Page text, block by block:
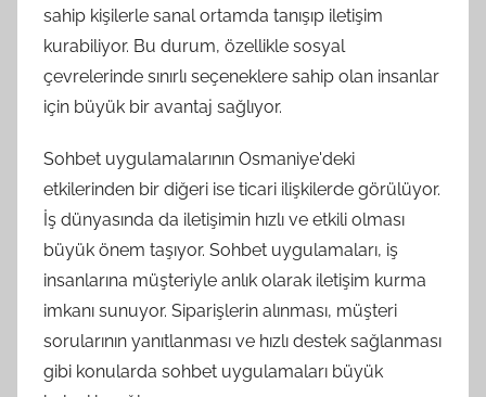
sahip kişilerle sanal ortamda tanışıp iletişim
kurabiliyor. Bu durum, özellikle sosyal
çevrelerinde sınırlı seçeneklere sahip olan insanlar
için büyük bir avantaj sağlıyor.
Sohbet uygulamalarının Osmaniye'deki
etkilerinden bir diğeri ise ticari ilişkilerde görülüyor.
İş dünyasında da iletişimin hızlı ve etkili olması
büyük önem taşıyor. Sohbet uygulamaları, iş
insanlarına müşteriyle anlık olarak iletişim kurma
imkanı sunuyor. Siparişlerin alınması, müşteri
sorularının yanıtlanması ve hızlı destek sağlanması
gibi konularda sohbet uygulamaları büyük